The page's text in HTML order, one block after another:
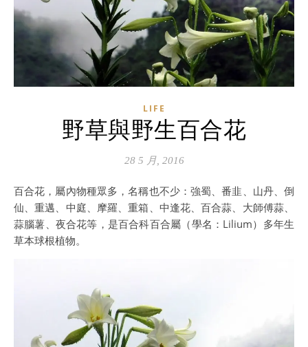
LIFE
野草與野生百合花
28 5 月, 2016
百合花，屬內物種眾多，名稱也不少：強蜀、番韭、山丹、倒
仙、重邁、中庭、摩羅、重箱、中逢花、百合蒜、大師傅蒜、
蒜腦薯、夜合花等，是百合科百合屬（學名：Lilium）多年生
草本球根植物。